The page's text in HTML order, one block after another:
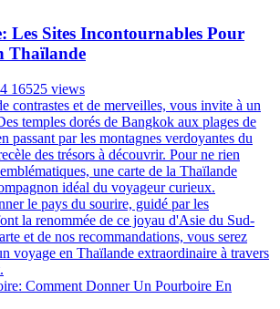
Les Sites Incontournables Pour
Thaïlande
16525 views
contrastes et de merveilles, vous invite à un
temples dorés de Bangkok aux plages de
passant par les montagnes verdoyantes du
des trésors à découvrir. Pour ne rien
une carte de la Thaïlande
idéal du voyageur curieux.
le pays du sourire, guidé par les
la renommée de ce joyau d'Asie du Sud-
et de nos recommandations, vous serez
voyage en Thaïlande extraordinaire à travers